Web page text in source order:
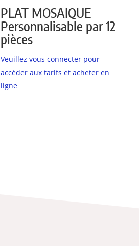
PLAT MOSAIQUE
Personnalisable par 12
pièces
Veuillez vous connecter pour
accéder aux tarifs et acheter en
ligne